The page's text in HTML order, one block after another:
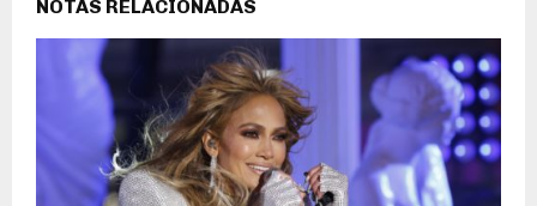
NOTAS RELACIONADAS